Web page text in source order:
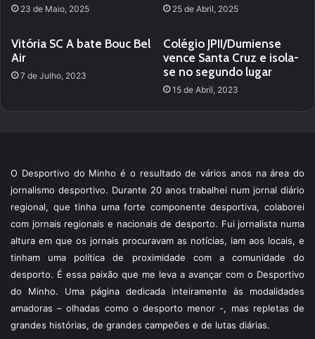
23 de Maio, 2025 25 de Abril, 2025
Vitória SC A bate Bouc Bel
Air
7 de Julho, 2023
Colégio JPII/Dumiense
vence Santa Cruz e isola-
se no segundo lugar
15 de Abril, 2023
O Desportivo do Minho é o resultado de vários anos na área do
jornalismo desportivo. Durante 20 anos trabalhei num jornal diário
regional, que tinha uma forte componente desportiva, colaborei
com jornais regionais e nacionais de desporto. Fui jornalista numa
altura em que os jornais procuravam as notícias, iam aos locais, e
tinham uma política de proximidade com a comunidade do
desporto. É essa paixão que me leva a avançar com o Desportivo
do Minho. Uma página dedicada inteiramente às modalidades
amadoras – olhadas como o desporto menor -, mas repletas de
grandes histórias, de grandes campeões e de lutas diárias.